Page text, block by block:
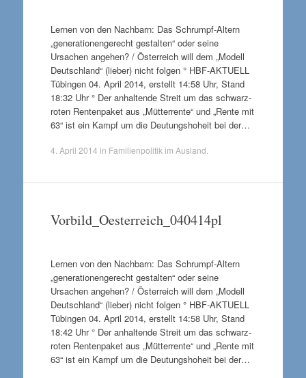
Lernen von den Nachbarn: Das Schrumpf-Altern
„generationengerecht gestalten“ oder seine
Ursachen angehen? / Österreich will dem „Modell
Deutschland“ (lieber) nicht folgen ° HBF-AKTUELL
Tübingen 04. April 2014, erstellt 14:58 Uhr, Stand
18:32 Uhr ° Der anhaltende Streit um das schwarz-
roten Rentenpaket aus „Mütterrente“ und „Rente mit
63“ ist ein Kampf um die Deutungshoheit bei der…
4. April 2014 in Familienpolitik im Ausland
Vorbild_Oesterreich_040414pl
Lernen von den Nachbarn: Das Schrumpf-Altern
„generationengerecht gestalten“ oder seine
Ursachen angehen? / Österreich will dem „Modell
Deutschland“ (lieber) nicht folgen ° HBF-AKTUELL
Tübingen 04. April 2014, erstellt 14:58 Uhr, Stand
18:42 Uhr ° Der anhaltende Streit um das schwarz-
roten Rentenpaket aus „Mütterrente“ und „Rente mit
63“ ist ein Kampf um die Deutungshoheit bei der…